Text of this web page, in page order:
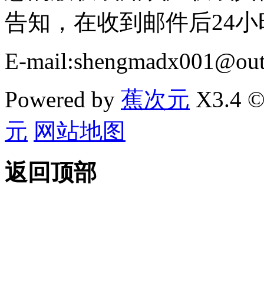
告知，在收到邮件后24
E-
Powered by 蕉次元 X3.4
元 网站地图
返回顶部